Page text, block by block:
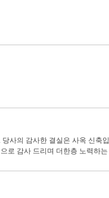
사의 감사한 결실은 사옥 신축
로 감사 드리며 더한층 노력하는